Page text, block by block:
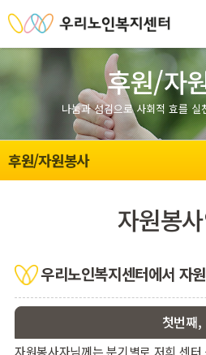
후원/자
나눔과 섬김으로 사회적 효를 실
후원/자원봉사
자원봉
우리노인복지센터에서 자
첫번째,
자원봉사자님께는 분기별로 저희 센